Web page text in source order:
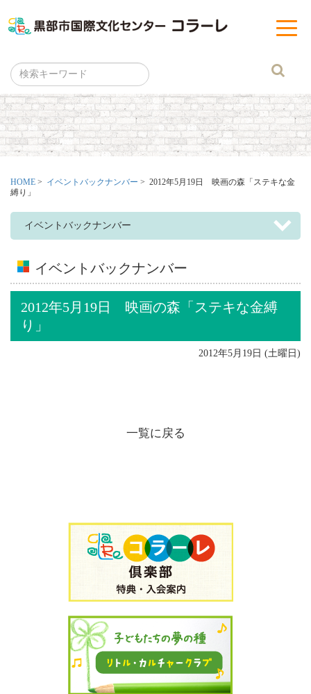
黒部
t
o
v
i
g
a
t
i
o
HOME > イベントバックナンバー > 2012年5月19日 映画の森「ステキな金
縛り」
イベントバックナンバー
イベントバックナンバー
2012年5月19日 映画の森「ステキな金縛
り」
2012年5月19日 (土曜日)
一覧に戻る